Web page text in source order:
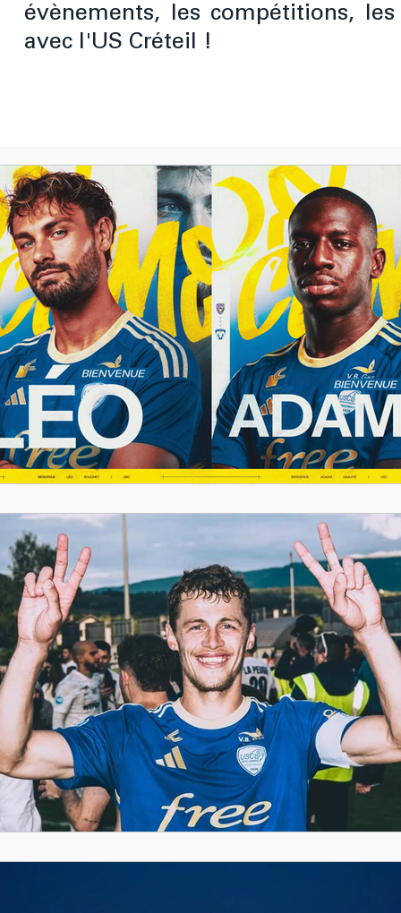
évènements, les compétitions,
avec l'US Créteil !